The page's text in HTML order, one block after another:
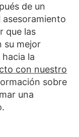
de un
que las
su mejor
la
con nuestro
sobre
una